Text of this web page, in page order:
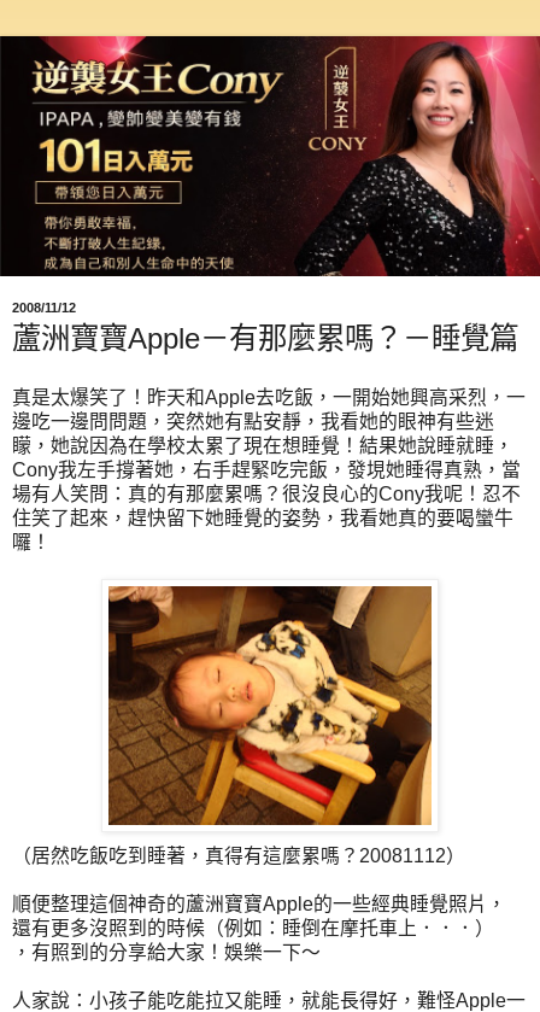
2008/11/12
蘆洲寶寶Apple－有那麼累嗎？－睡覺篇
真是太爆笑了！昨天和Apple去吃飯，一開始她興高采烈，一
邊吃一邊問問題，突然她有點安靜，我看她的眼神有些迷
矇，她說因為在學校太累了現在想睡覺！結果她說睡就睡，
Cony我左手撐著她，右手趕緊吃完飯，發垷她睡得真熟，當
場有人笑問：真的有那麼累嗎？很沒良心的Cony我呢！忍不
住笑了起來，趕快留下她睡覺的姿勢，我看她真的要喝蠻牛
囉！
（居然吃飯吃到睡著，真得有這麼累嗎？20081112）
順便整理這個神奇的蘆洲寶寶Apple的一些經典睡覺照片，
還有更多沒照到的時候（例如：睡倒在摩托車上．．．）
，有照到的分享給大家！娛樂一下～
人家說：小孩子能吃能拉又能睡，就能長得好，難怪Apple一